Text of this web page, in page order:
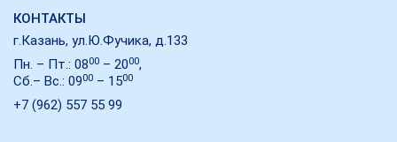
КОНТАКТЫ
г.Казань, ул.Ю.Фучика, д.133
Пн. – Пт.: 0800 – 2000,
Сб.– Вс.: 0900 – 1500
+7 (962) 557 55 99